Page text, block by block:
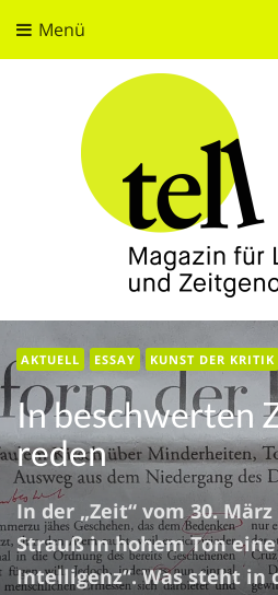
Menü
tell
Magazin für Literatur und
AKTUELL ESSAY KUNST DER KRITIK
In beschwerten
reden
In der „Zeit“ vom 30.
Strauß in hohem Ton
Intelligenz“. Was steht in